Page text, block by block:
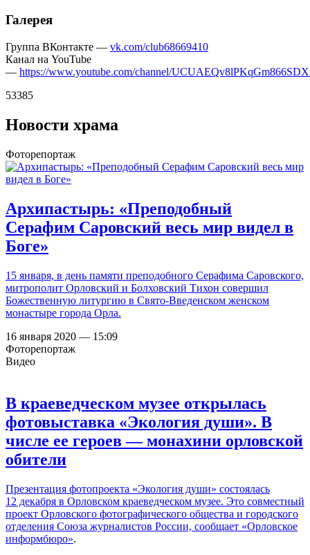
Галерея
Группа ВКонтакте — vk.com/club68669410
Канал на YouTube
— https://www.youtube.com/channel/
53385
Новости храма
Фоторепортаж
Архипастырь: «Преподобный
Серафим Саровский весь мир видел в
Боге»
15 января, в день памяти преподобного Серафима Саровского,
митрополит Орловский и Болховский Тихон совершил
Божественную литургию в Свято-Введенском женском
монастыре города Орла.
16 января 2020 — 15:09
Фоторепортаж
Видео
В краеведческом музее открылась
фотовыставка «Экология души». В
числе ее героев — монахини орловской
обители
Презентация фотопроекта «Экология души» состоялась
12 декабря в Орловском краеведческом музее. Это совместный
проект Орловского фотографического общества и городского
отделения Союза журналистов России, сообщает «Орловское
информбюро».